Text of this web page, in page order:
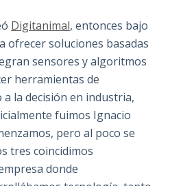
Digitanimal, entonces bajo
ofrecer soluciones basadas
sensores y algoritmos
herramientas de
la decisión en industria,
fuimos Ignacio
pero al poco se
tres coincidimos
donde